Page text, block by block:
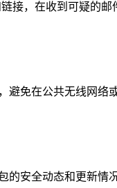
接，在收到可疑的
避免在公共无线网
的安全动态和更新